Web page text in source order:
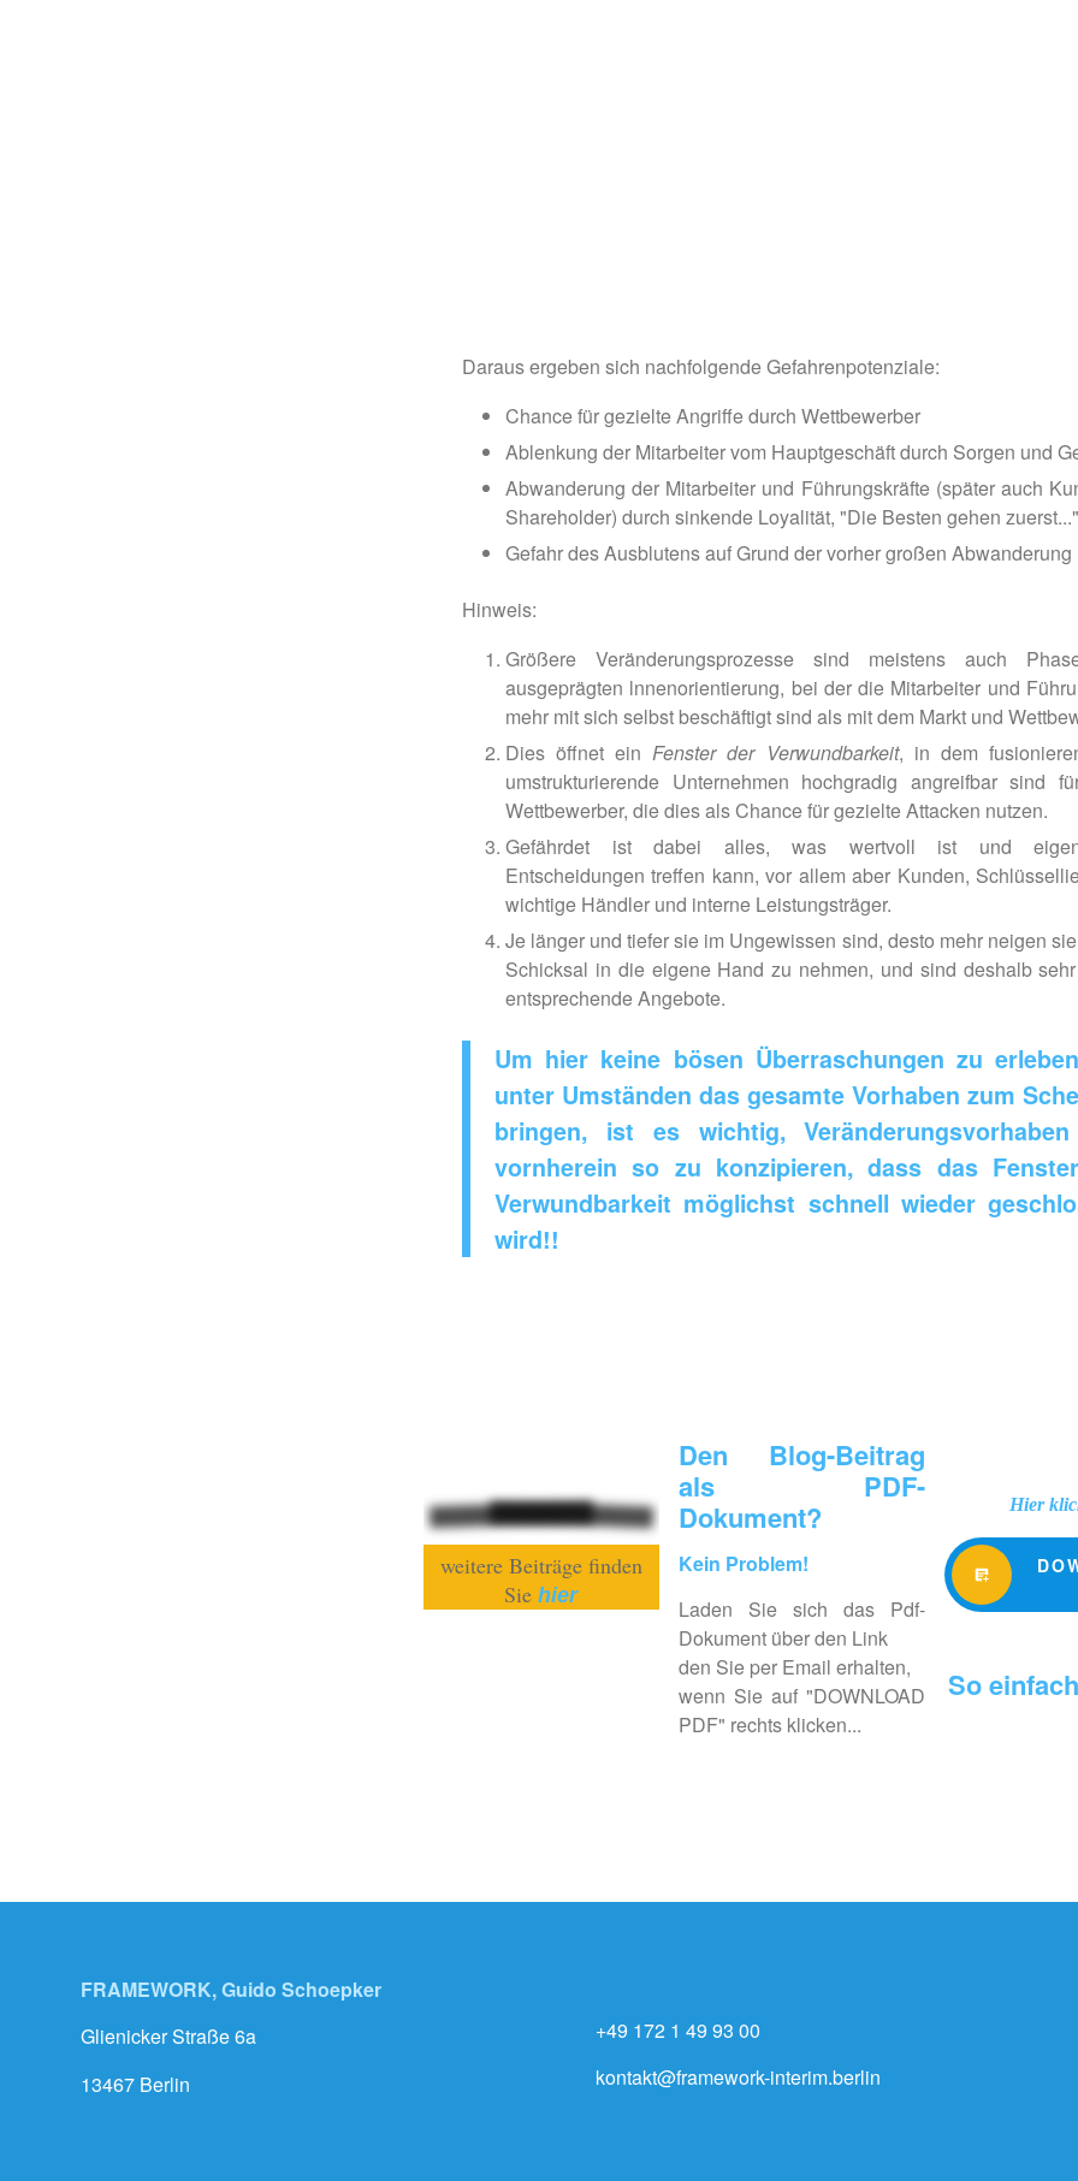
Daraus ergeben sich nachfolgende Gefahrenpotenziale:
Chance für gezielte Angriffe durch Wettbewerber
Ablenkung der Mitarbeiter vom Hauptgeschäft durch Sorgen und
Abwanderung der Mitarbeiter und Führungskräfte (später auch
Shareholder) durch sinkende Loyalität, "Die Besten gehen zuerst..."
Gefahr des Ausblutens auf Grund der vorher großen Abwanderung
Hinweis:
Größere Veränderungsprozesse sind meistens auch
ausgeprägten lnnenorientierung, bei der die Mitarbeiter und
mehr mit sich selbst beschäftigt sind als mit dem Markt und
Dies öffnet einFenster der Verwundbarkeit, in dem
umstrukturierende Unternehmen hochgradig angreifbar sind
Wettbewerber, die dies als Chance für gezielte Attacken nutzen.
Gefährdet ist dabei alles, was wertvoll ist und
Entscheidungen treffen kann, vor allem aber Kunden,
wichtige Händler und interne Leistungsträger.
Je länger und tiefer sie im Ungewissen sind, desto mehr neigen
Schicksal in die eigene Hand zu nehmen, und sind deshalb
entsprechende Angebote.
Um hier keine bösen Überraschungen zu
unter Umständen das gesamte Vorhaben zum
bringen, ist es wichtig,
vornherein so zu konzipieren, dass das
Verwundbarkeit möglichst schnell wieder
wird!!
weitere Beiträge finden
Siehier
Den Blog-Beitrag
als PDF-
Dokument?
Kein Problem!
Laden Sie sich das Pdf-
Dokument über den Link
den Sie per Email erhalten,
wenn Sie auf "DOWNLOAD
PDF" rechts klicken...
Hier
So
FRAMEWORK, Guido Schoepker
Glienicker Straße 6a
13467 Berlin
+49 172 1 49 93 00
kontakt@framework-interim.berlin